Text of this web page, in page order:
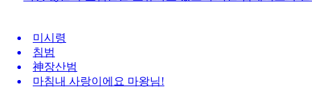
미시령
침범
神장산범
마침내 사랑이에요 마왕님!